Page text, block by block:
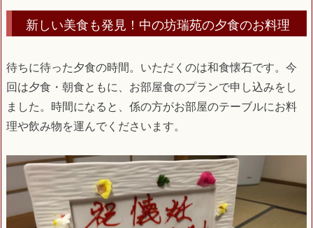
新しい美食も発見！中の坊瑞苑の夕食のお料理
待ちに待った夕食の時間。いただくのは和食懐石です。今
回は夕食・朝食ともに、お部屋食のプランで申し込みをし
ました。時間になると、係の方がお部屋のテーブルにお料
理や飲み物を運んでくださいます。